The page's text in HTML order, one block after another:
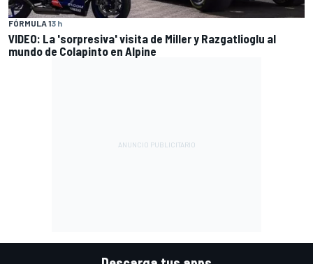
FÓRMULA 13 h
VIDEO: La 'sorpresiva' visita de Miller y Razgatlioglu al
mundo de Colapinto en Alpine